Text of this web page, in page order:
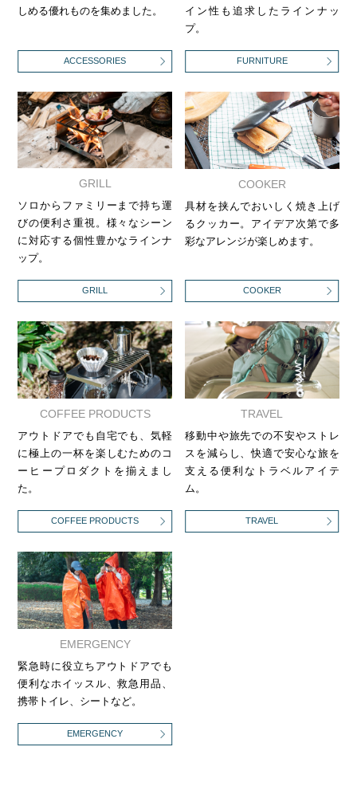
しめる優れものを集めました。
ACCESSORIES
イン性も追求したラインナッ
プ。
FURNITURE
GRILL
ソロからファミリーまで持ち運
びの便利さ重視。様々なシーン
に対応する個性豊かなラインナ
ップ。
GRILL
COOKER
具材を挟んでおいしく焼き上げ
るクッカー。アイデア次第で多
彩なアレンジが楽しめます。
COOKER
COFFEE PRODUCTS
アウトドアでも自宅でも、気軽
に極上の一杯を楽しむためのコ
ーヒープロダクトを揃えまし
た。
COFFEE PRODUCTS
TRAVEL
移動中や旅先での不安やストレ
スを減らし、快適で安心な旅を
支える便利なトラベルアイテ
ム。
TRAVEL
EMERGENCY
緊急時に役立ちアウトドアでも
便利なホイッスル、救急用品、
携帯トイレ、シートなど。
EMERGENCY